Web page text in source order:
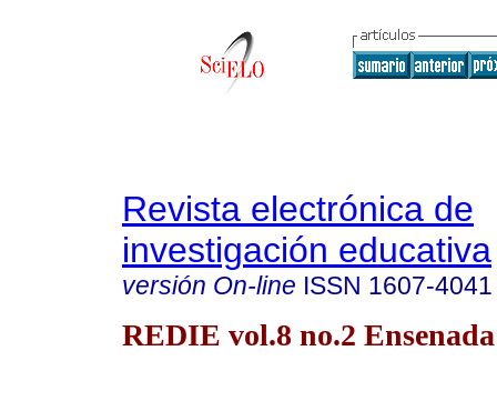
Revista electrónica de
investigación educativa
versión On-line ISSN 1607-4041
REDIE vol.8 no.2